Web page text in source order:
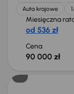
Auta krajowe
Miesięczna
od 536 zł
Cena
90 000 zł